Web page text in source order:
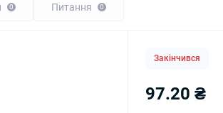
0 Питання 0
Закінчився
97.20 ₴